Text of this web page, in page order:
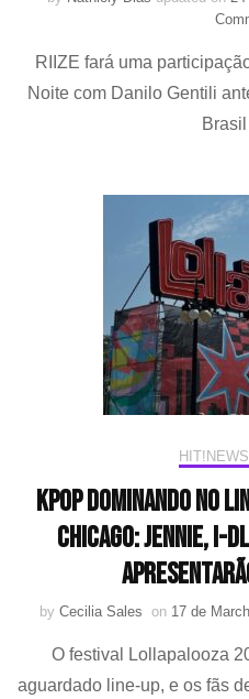
RIIZE fará uma
Noite com Danilo Gentili
HIT!NEWS
KPOP dominando no
Chicago: JENNIE, i-
by Cecilia Sales on 17 de
O festival Lollapalooza
aguardado line-up, e os fãs